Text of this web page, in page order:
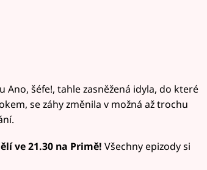
šéfe!, tahle zasněžená idyla, do které
se záhy změnila v možná až trochu
ve 21.30 na Primě! Všechny epizody si